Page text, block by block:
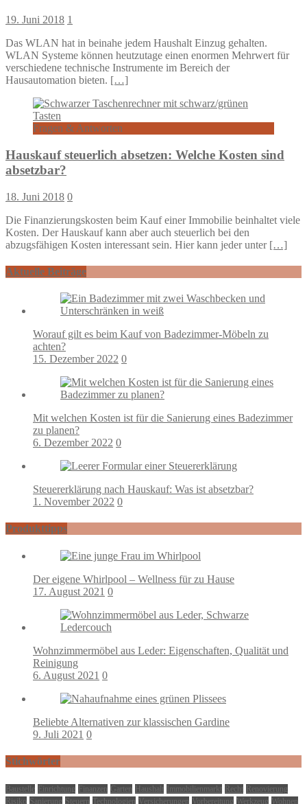
19. Juni 2018 1
Das WLAN hat in beinahe jedem Haushalt Einzug gehalten.
WLAN Systeme können heutzutage einen enormen Mehrwert für
verschiedene technische Instrumente im Bereich der
Hausautomation bieten. […]
Fragen & Antworten
Hauskauf steuerlich absetzen: Welche Kosten sind
absetzbar?
18. Juni 2018 0
Die Finanzierungskosten beim Kauf einer Immobilie beinhaltet viele
Kosten. Der Hauskauf kann aber auch steuerlich bei den
abzugsfähigen Kosten interessant sein. Hier kann jeder unter […]
Aktuelle Beiträge
Worauf gilt es beim Kauf von Badezimmer-Möbeln zu
achten?
15. Dezember 2022 0
Mit welchen Kosten ist für die Sanierung eines Badezimmer
zu planen?
6. Dezember 2022 0
Steuererklärung nach Hauskauf: Was ist absetzbar?
1. November 2022 0
Produkttipps
Der eigene Whirlpool – Wellness für zu Hause
17. August 2021 0
Wohnzimmermöbel aus Leder: Eigenschaften, Qualität und
Reinigung
6. August 2021 0
Beliebte Alternativen zur klassischen Gardine
9. Juli 2021 0
Stichwörter
Baustelle Einrichtung Finanzen Garten Haushalt Immobilienmarkt Recht
Renovierung
Risiko
Sanierung Steuern Technologien Versicherungen Vorbereitung Werkzeug Wohnen